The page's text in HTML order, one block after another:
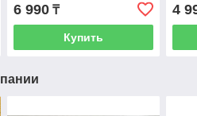
Рассрочка.
6 990₸
Купить
4